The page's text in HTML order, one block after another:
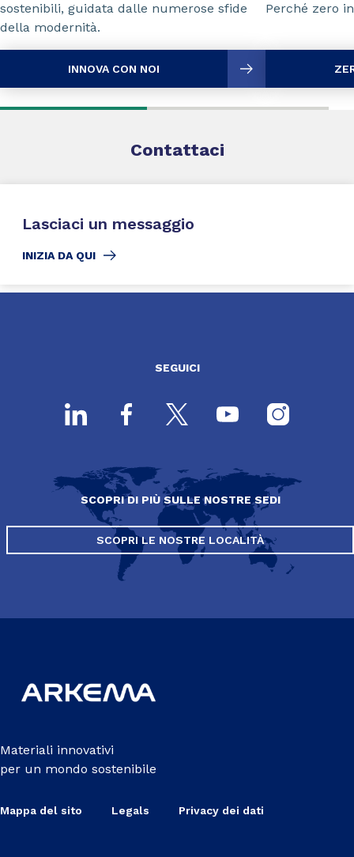
sostenibili, guidata dalle numerose sfide
della modernità.
INNOVA CON NOI
Perché zero
Contattaci
Lasciaci un messaggio
INIZIA DA QUI
SEGUICI
SCOPRI DI PIÙ SULLE NOSTRE SEDI
SCOPRI LE NOSTRE LOCALITÀ
Materiali innovativi
per un mondo sostenibile
Mappa del sito Legals Privacy dei dati